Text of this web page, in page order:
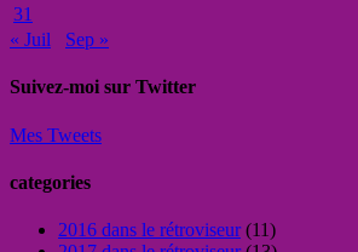
31
« Juil
Sep »
Suivez-moi sur Twitter
Mes Tweets
categories
2016 dans le rétroviseur(11)